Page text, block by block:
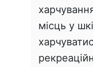
місць у